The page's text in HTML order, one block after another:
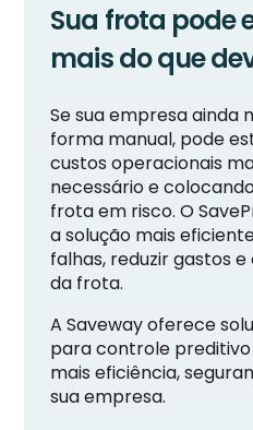
Sua frota pode
mais do que
Se sua empresa ainda
forma manual, pode
custos operacionais
necessário e
frota em risco. O
a solução mais
falhas, reduzir gastos
da frota.
A Saveway oferece
para controle
mais eficiência,
sua empresa.